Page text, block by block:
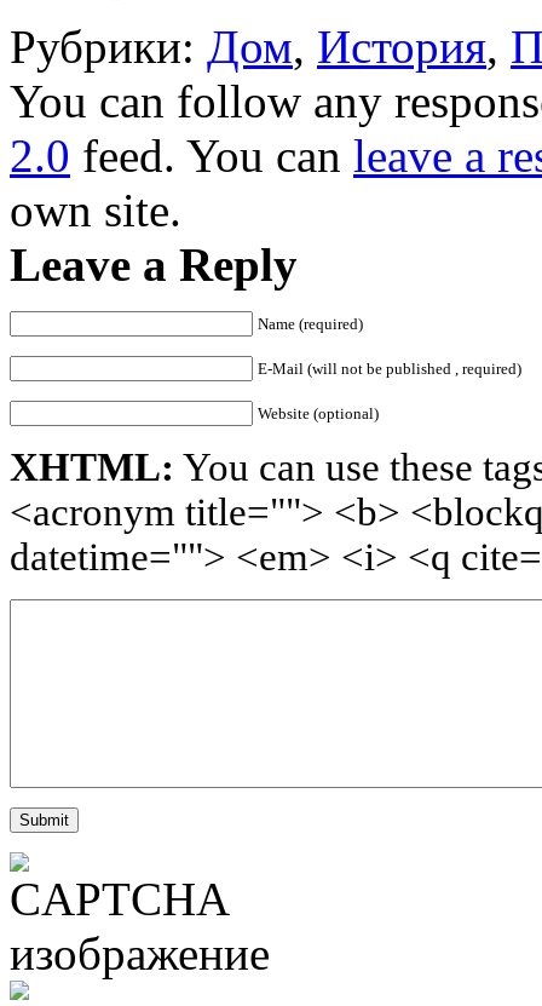
Рубрики: Дом, История,
You can follow any
2.0 feed. You can leave a
own site.
Leave a Reply
Name (required)
E-Mail (will not be published , required)
Website (optional)
XHTML: You can use these
<acronym title=""> <b>
datetime=""> <em> <i> <q